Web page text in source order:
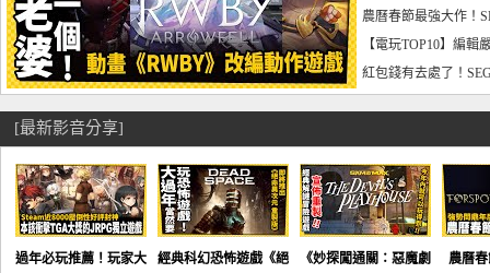
到!!-電玩宅速配
農曆春節最強大作！
電玩宅速配20230123
【電玩TOP10】編
了，封面圖直接雷你
紅包錢有去處了！
宅速配20230119
[最新影音分享]
過年必玩推薦！玩家大
經典科幻恐怖遊戲《絕
《妙探闖通關：惡魔劇
農曆